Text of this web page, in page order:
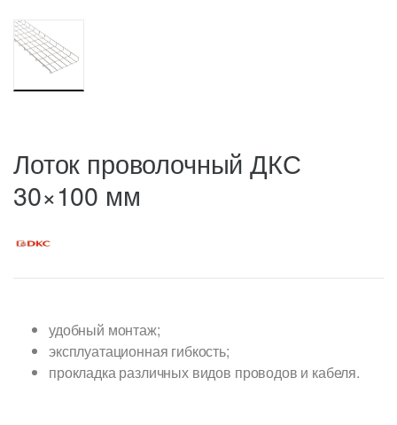
Лоток проволочный ДКС
30×100 мм
удобный монтаж;
эксплуатационная гибкость;
прокладка различных видов проводов и кабеля.